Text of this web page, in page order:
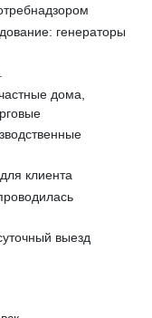
генераторы
дома,
клиента
выезд